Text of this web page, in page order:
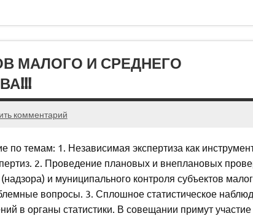
МАЛОГО И СРЕДНЕГО
комментарий
по темам: 1. Независимая экспертиза как
2. Проведение плановых и внеплановых
и муниципального контроля субъектов
вопросы. 3. Сплошное статистическое
в органы статистики. В совещании примут участие